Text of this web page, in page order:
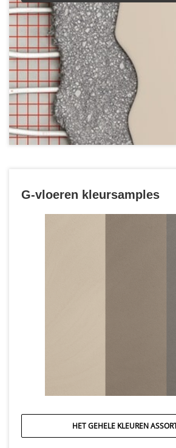
G-vloeren kleursamples
HET GEHELE KLEUREN